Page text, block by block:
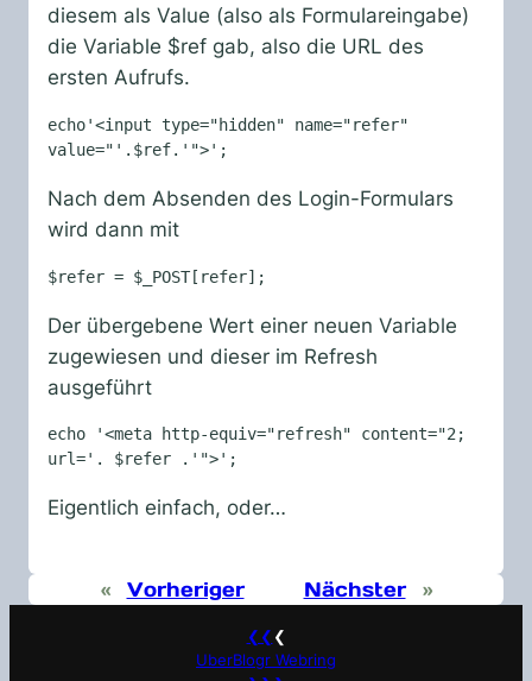
diesem als Value (also als Formulareingabe)
die Variable $ref gab, also die URL des
ersten Aufrufs.
echo'<input type="hidden" name="refer"
value="'.$ref.'">';
Nach dem Absenden des Login-Formulars
wird dann mit
$refer = $_POST[refer];
Der übergebene Wert einer neuen Variable
zugewiesen und dieser im Refresh
ausgeführt
echo '<meta http-equiv="refresh" content="2;
url='. $refer .'">';
Eigentlich einfach, oder…
« Vorheriger Nächster »
❮❮ ❮
UberBlogr Webring